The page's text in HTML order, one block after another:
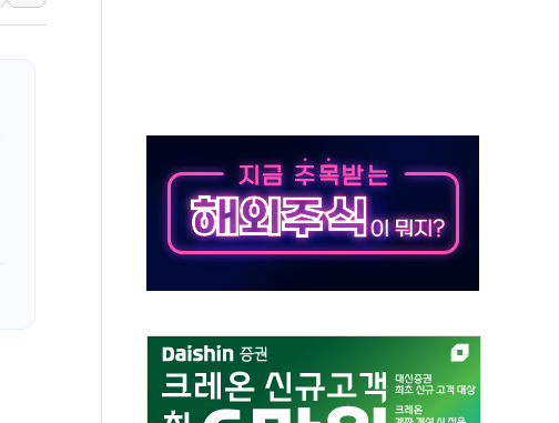
점검 2차 회의…주택 공급 대책 막바지 조율할 듯
하며 대부분 상승… "2분기 기업 순이익 21% 증가" 전망
드론으로 나토 회원국 공격 검토… 거짓 깃발 작전"
젠슨 황 재회…로봇·AI 데이터센터·모빌리티 구체화
모더나·아이온큐·도어대시↑ VS 샌디스크·피그마·앱러빈↓
성과급 반대…상법·자본시장법 개정 논의"
물 AI주 차익실현 속 혼조세...웨스턴디지털·샌디스크↓
사일 발사에 긴급 안보 점검회의